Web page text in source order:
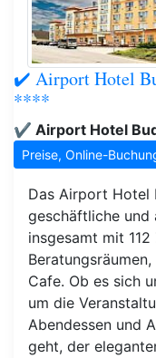
✔️ Airport Hotel
****
✔️ Airport Hotel
Preise, Online-
Das Airport Hotel
geschäftliche und
insgesamt mit
Cafe. Ob es sich
um die
Abendessen und
geht, der